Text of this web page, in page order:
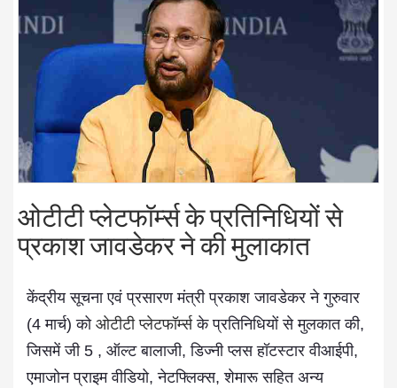
ओटीटी प्लेटफॉर्म्स के प्रतिनिधियों से
प्रकाश जावडेकर ने की मुलाकात
केंद्रीय सूचना एवं प्रसारण मंत्री प्रकाश जावडेकर ने गुरुवार
(4 मार्च) को ओटीटी प्लेटफॉर्म्सके प्रतिनिधियों से मुलकात की,
जिसमें जी 5 , ऑल्ट बालाजी, डिज्नी प्लस हॉटस्टार वीआईपी,
एमाजोन प्राइम वीडियो, नेटफ्लिक्स, शेमारू सहित अन्य